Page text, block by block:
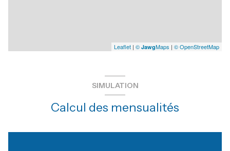
Leaflet | © JawgMaps | © OpenStreetMap
SIMULATION
Calcul des mensualités